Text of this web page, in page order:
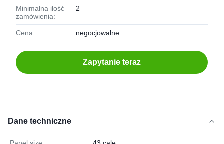
Minimalna ilość
zamówienia:
2
Cena: negocjowalne
Zapytanie teraz
Dane techniczne